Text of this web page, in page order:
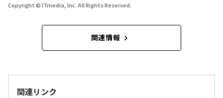
Copyright © ITmedia, Inc. All Rights Reserved.
関連情報
関連リンク